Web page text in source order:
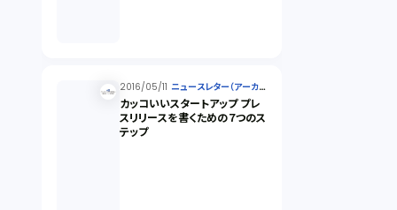
2016/05/11 ニュースレター（アーカイ
ブ）
カッコいいスタートアップ プレ
スリリースを書くための７つのス
テップ